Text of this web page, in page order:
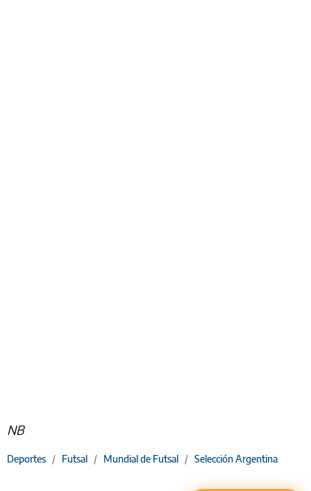
NB
Deportes / Futsal / Mundial de Futsal / Selección Argentina